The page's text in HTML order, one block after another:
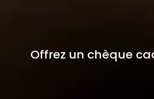
Offrez un chèque